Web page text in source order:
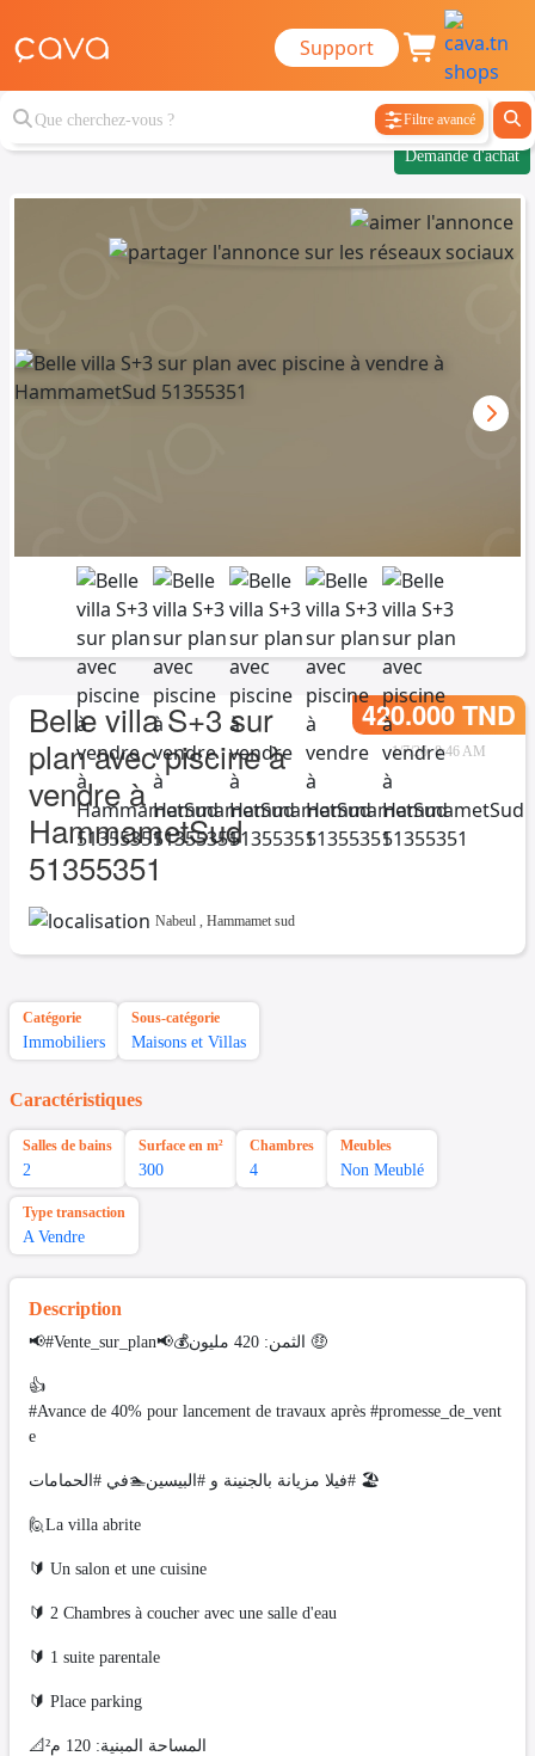
Support
Filtre avancé
Demande d'achat
Belle villa S+3 sur
plan avec piscine à
vendre à
HammametSud
51355351
420.000 TND
1/7/26, 8:46 AM
Nabeul , Hammamet sud
Catégorie
Immobiliers
Sous-catégorie
Maisons et Villas
Caractéristiques
Salles de bains
2
Surface en m²
300
Chambres
4
Meubles
Non Meublé
Type transaction
A Vendre
Description
📢#Vente_sur_plan📢💰الثمن: 420 مليون 🤑
👍
#Avance de 40% pour lancement de travaux après #promesse_de_vent
e
فيلا مزيانة بالجنينة و #البيسين🏊في #الحمامات# 🏖️
🙋La villa abrite
🔰 Un salon et une cuisine
🔰 2 Chambres à coucher avec une salle d'eau
🔰 1 suite parentale
🔰 Place parking
📐المساحة المبنية: 120 م²